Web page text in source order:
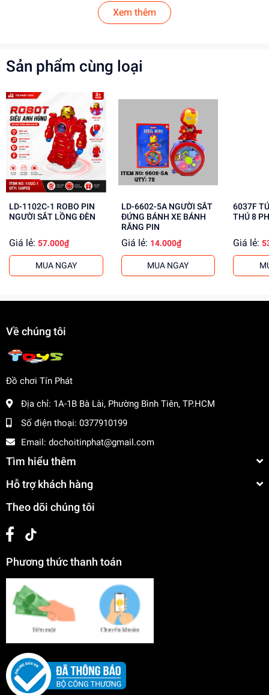
Độ tuổi phù hợp: 5-12 tuổi
Lắp ráp theo đúng trình tự để đảm bảo an toàn
Lợi Ích Phát Triển
Phát triển tư duy, sáng tạo cho bé
Tăng cường khả năng phối hợp và giải quyết vấn đề
Giúp bé học hỏi và khám phá thế giới xung quanh
Mua ngay đồ chơi lắp ráp tại Dochoitinphat.com
tôi cung cấp giá sỉ cho khách buôn. Liên hệ ngay để biết
thêm thông tin!
Xem thêm
Sản phẩm cùng loại
LD-1102C-1 ROBO PIN
NGƯỜI SẮT LỒNG ĐÈN
Giá lẻ: 57.000₫
MUA NGAY
LD-6602-5A NGƯỜI SẮT
ĐỨNG BÁNH XE BÁNH
RĂNG PIN
Giá lẻ: 14.000₫
MUA NGAY
6037F
THÚ 8
Giá lẻ:
Về chúng tôi
Đồ chơi Tín Phát
Địa chỉ: 1A-1B Bà Lài, Phường Bình Tiên, TP.HCM
Số điện thoại: 0377910199
Email: dochoitinphat@gmail.com
Tìm hiểu thêm
Hỗ trợ khách hàng
Theo dõi chúng tôi
Phương thức thanh toán